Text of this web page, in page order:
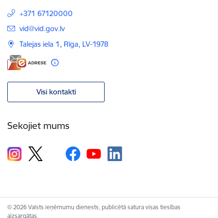
+371 67120000
E-pasts:
vid@vid.gov.lv
Talejas iela 1, Rīga, LV-1978
Visi kontakti
Sekojiet mums
© 2026 Valsts ieņēmumu dienests, publicētā satura visas tiesības
aizsargātas.